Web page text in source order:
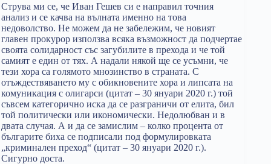
Струва ми се, че Иван Гешев си е направил точния
анализ и се качва на вълната именно на това
недоволство. Не можем да не забележим, че новият
главен прокурор използва всяка възможност да подчертае
своята солидарност със загубилите в прехода и че той
самият е един от тях. А надали някой ще се усъмни, че
тези хора са голямото мнозинство в страната. С
отъждествяването му с обикновените хора и липсата на
комуникация с олигарси (цитат – 30 януари 2020 г.) той
съвсем категорично иска да се разграничи от елита, бил
той политически или икономически. Недолюбван и в
двата случая. А и да се замислим – колко процента от
българите биха се подписали под формулировката
„криминален преход“ (цитат – 30 януари 2020 г.).
Сигурно доста.